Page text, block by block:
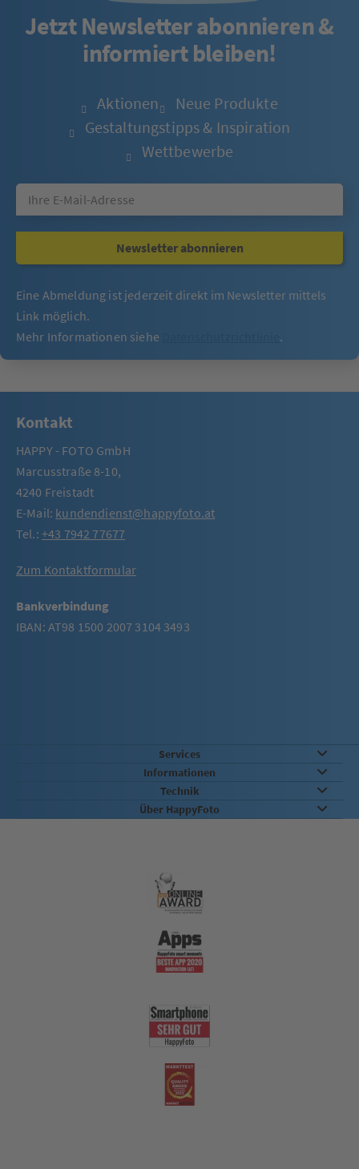
Jetzt Newsletter abonnieren &
informiert bleiben!
Aktionen
Neue Produkte
Gestaltungstipps & Inspiration
Wettbewerbe
Newsletter abonnieren
Eine Abmeldung ist jederzeit direkt im Newsletter mittels
Link möglich.
Mehr Informationen siehe
.
Kontakt
HAPPY - FOTO GmbH
Marcusstraße 8-10,
4240 Freistadt
E-Mail: kundendienst@happyfoto.at
Tel.: +43 7942 77677
Zum Kontaktformular
Bankverbindung
IBAN: AT98 1500 2007 3104 3493
Services
Informationen
Technik
Über HappyFoto